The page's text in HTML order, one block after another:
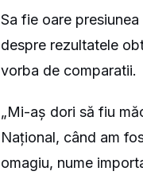
Sa fie oare
despre rezultatele
vorba de comparatii.
„Mi-aș dori să fiu
Național, când am
omagiu, nume